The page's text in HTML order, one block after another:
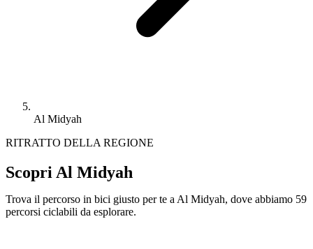
Al Midyah
RITRATTO DELLA REGIONE
Scopri Al Midyah
Trova il percorso in bici giusto per te a Al Midyah, dove abbiamo 59
percorsi ciclabili da esplorare.